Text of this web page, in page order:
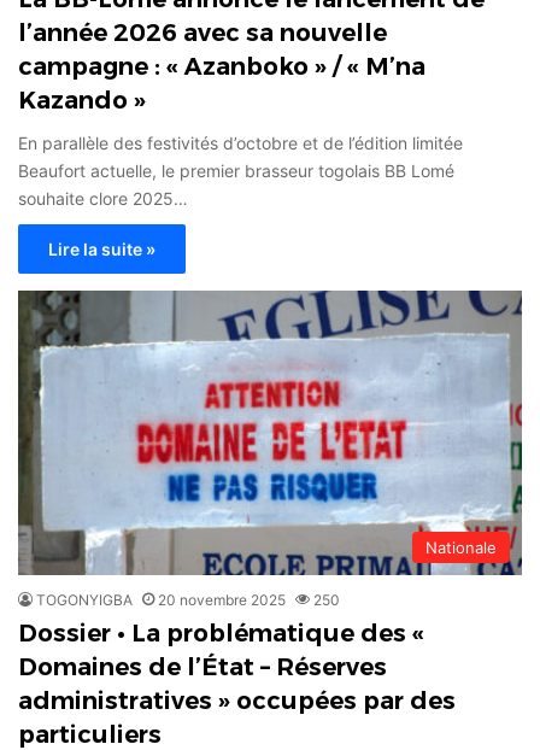
l’année 2026 avec sa nouvelle
campagne : « Azanboko » / « M’na
Kazando »
En parallèle des festivités d’octobre et de l’édition limitée
Beaufort actuelle, le premier brasseur togolais BB Lomé
souhaite clore 2025…
Lire la suite »
Nationale
TOGONYIGBA 20 novembre 2025 250
Dossier • La problématique des «
Domaines de l’État – Réserves
administratives » occupées par des
particuliers